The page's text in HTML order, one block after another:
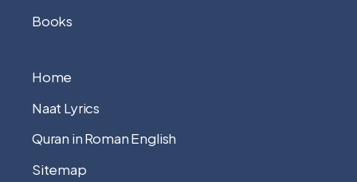
Books
Home
Naat Lyrics
Quran in Roman English
Sitemap